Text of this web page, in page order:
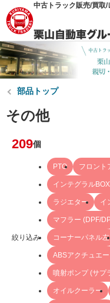
中古トラック販売/買取/
部品トップ
その他
209個
絞り込み
PTO フロント
インテグラル
ラジエター イ
マフラー (DPF/
コーナーパネル左
ABSアクチュエ
噴射ポンプ (サプ
オイルクーラー